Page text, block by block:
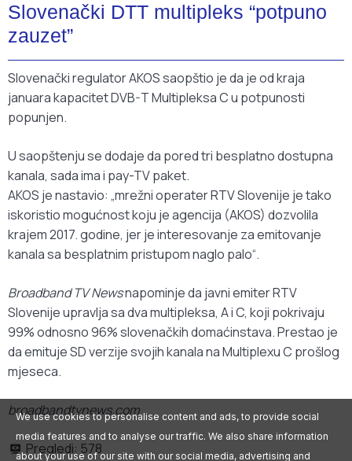
Slovenački DTT multipleks “potpuno
zauzet”
Slovenački regulator AKOS saopštio je da je od kraja
januara kapacitet DVB-T Multipleksa C u potpunosti
popunjen.
U saopštenju se dodaje da pored tri besplatno dostupna
kanala, sada ima i pay-TV paket.
AKOS je nastavio: „mrežni operater RTV Slovenije je tako
iskoristio mogućnost koju je agencija (AKOS) dozvolila
krajem 2017. godine, jer je interesovanje za emitovanje
kanala sa besplatnim pristupom naglo palo“.
Broadband TV Newsnapominje da javni emiter RTV
Slovenije upravlja sa dva multipleksa, A i C, koji pokrivaju
99% odnosno 96% slovenačkih domaćinstava. Prestao je
da emituje SD verzije svojih kanala na Multiplexu C prošlog
mjeseca.
broadbandtvnews.com
Pregledi: 578
We use cookies to personalise content and ads, to provide social
media features and to analyse our traffic. We also share information
about your use of our site with our social media, advertising and